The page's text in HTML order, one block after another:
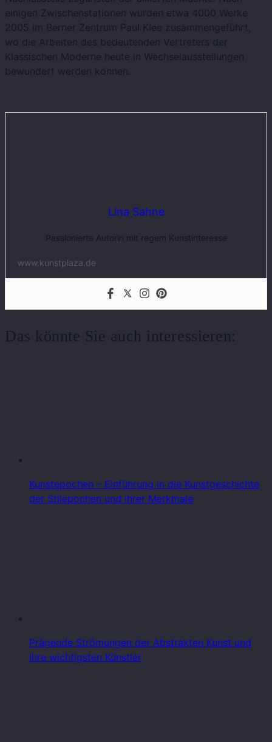
einigen Zwischenstationen wurden etwa 4000 Werke
2005 im Berner Zentrum Paul Klee zusammengeführt,
wo die Arbeiten des bedeutenden Vertreters der
Klassischen Moderne heute in Wechselausstellungen
bewundert werden können.
Lina Sahne
Passionierte Autorin mit regem Kunstinteresse
www.kunstplaza.de
Das könnte Sie auch interessieren:
Kunstepochen – Einführung in die Kunstgeschichte
der Stilepochen und ihrer Merkmale
Prägende Strömungen der Abstrakten Kunst und
ihre wichtigsten Künstler